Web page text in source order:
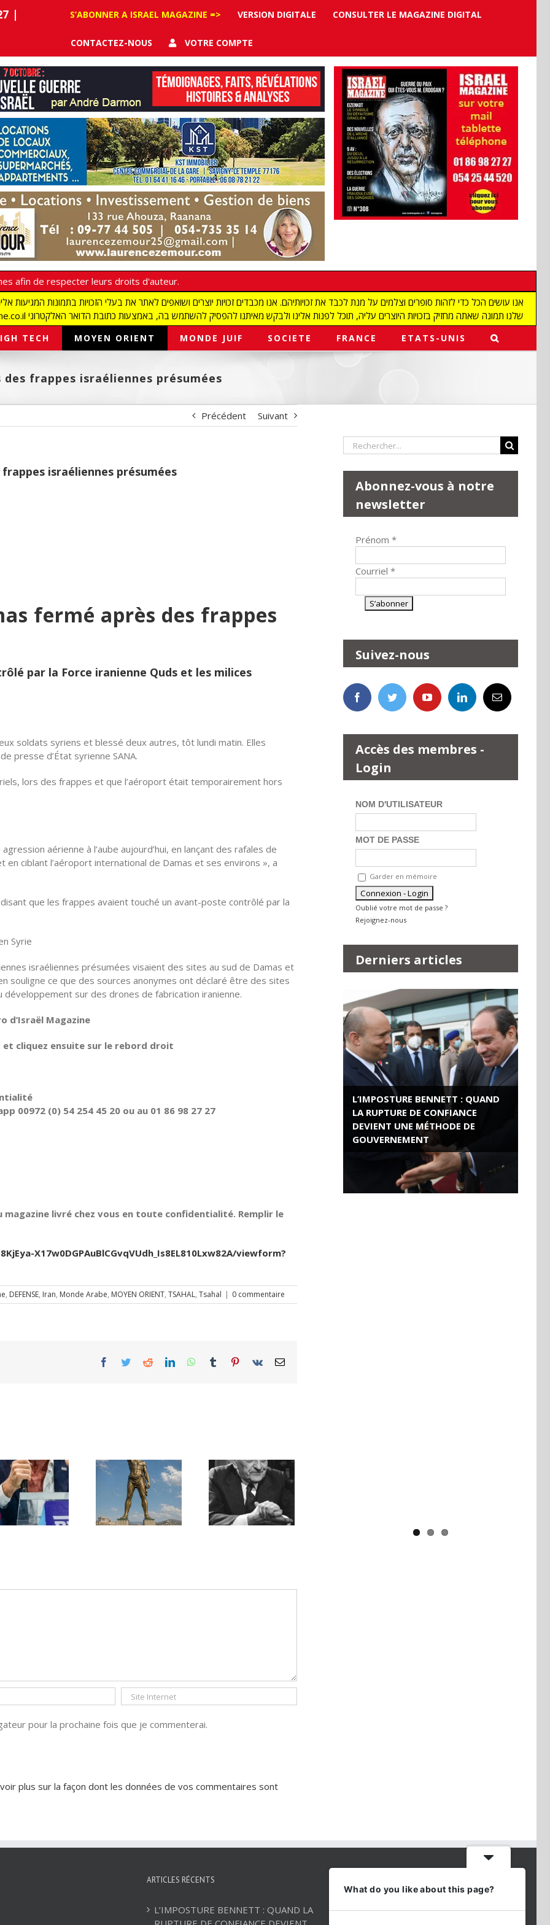
|
S’ABONNER A ISRAEL MAGAZINE => VERSION DIGITALE CONSULTER LE MAGAZINE DIGITAL
CONTACTEZ-NOUS VOTRE COMPTE
afin de respecter leurs droits d'auteur.
redaction@israelmagazine.co.il שלנו תמונה שאתה מחזיק בזכויות היוצרים עליה, תוכל לפנות אלינו ולבקש מאיתנו להפסיק להשתמש בה, באמצעות כתובת הדואר האלקטרוני
TECH MOYEN ORIENT MONDE JUIF SOCIETE FRANCE ETATS-UNIS
frappes israéliennes présumées
Précédent Suivant
israéliennes présumées
fermé après des frappes
par la Force iranienne Quds et les milices
soldats syriens et blessé deux autres, tôt lundi matin. Elles
presse d’État syrienne SANA.
lors des frappes et que l’aéroport était temporairement hors
aérienne à l’aube aujourd’hui, en lançant des rafales de
ciblant l’aéroport international de Damas et ses environs », a
que les frappes avaient touché un avant-poste contrôlé par la
Syrie
israéliennes présumées visaient des sites au sud de Damas et
souligne ce que des sources anonymes ont déclaré être des sites
sur des drones de fabrication iranienne.
d’Israël Magazine
cliquez ensuite sur le rebord droit
00972 (0) 54 254 45 20 ou au 01 86 98 27 27
magazine livré chez vous en toute confidentialité. Remplir le
X17w0DGPAuBlCGvqVUdh_Is8EL810Lxw82A/viewform?
, DEFENSE, Iran, Monde Arabe, MOYEN ORIENT, TSAHAL, Tsahal | 0 commentaire
Facebook
TwitterRedditLinkedInWhatsApp
Tumblr Pinterest
Vk Email
Ile de Rhodes ;
un foyer juif
déserté
Une lettre
inédite de
Malraux sur
l’État d’Israël |
PAR « LA REGLE
pour la prochaine fois que je commenterai.
plus sur la façon dont les données de vos commentaires sont
Rechercher:
Abonnez-vous à notre
newsletter
Prénom *
Courriel *
Suivez-nous
Accès des membres -
Login
NOM D'UTILISATEUR
MOT DE PASSE
Garder en mémoire
Oublié votre mot de passe ?
Rejoignez-nous
Derniers articles
L’IMPOSTURE BENNETT : QUAND
LA RUPTURE DE CONFIANCE
DEVIENT UNE MÉTHODE DE
GOUVERNEMENT
ROSE VALLAND, HEROÏNE DE LA
RESISTANCE FRANÇAISE
ARTICLES RÉCENTS
L’IMPOSTURE BENNETT : QUAND LA
Téléphone:01 86 98 27 27
What do you like about this page?